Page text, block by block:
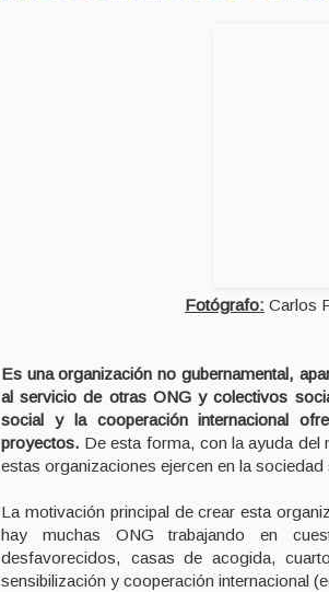
Fotógrafo: Carlos
Es una organización no gubernamental,
al servicio de otras ONG y colectivos
social y la cooperación internacional
proyectos. De esta forma, con la ayuda del
estas organizaciones ejercen en la
La motivación principal de crear esta
hay muchas ONG trabajando en
desfavorecidos, casas de acogida,
sensibilización y cooperación internacional